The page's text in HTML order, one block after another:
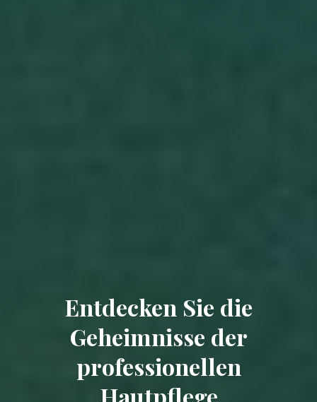
Entdecken Sie die
Geheimnisse der
professionellen
Hautpflege